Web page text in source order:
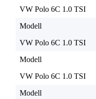
VW Polo 6C 1.0 TSI
Modell
VW Polo 6C 1.0 TSI
Modell
VW Polo 6C 1.0 TSI
Modell